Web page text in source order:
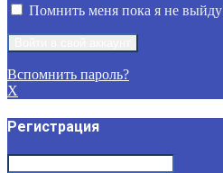
Помнить меня пока я не выйду
Вспомнить пароль?
X
Регистрация